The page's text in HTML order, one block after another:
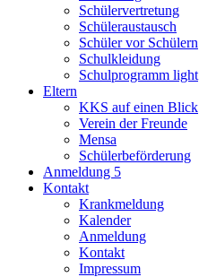
Schülervertretung
Schüleraustausch
Schüler vor Schülern
Schulkleidung
Schulprogramm light
Eltern
KKS auf einen Blick
Verein der Freunde
Mensa
Schülerbeförderung
Anmeldung 5
Kontakt
Krankmeldung
Kalender
Anmeldung
Kontakt
Impressum